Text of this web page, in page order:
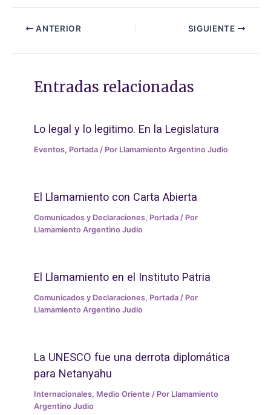
ANTERIOR SIGUIENTE
Entradas relacionadas
Lo legal y lo legitimo. En la Legislatura
Eventos, Portada / Por Llamamiento Argentino Judio
El Llamamiento con Carta Abierta
Comunicados y Declaraciones, Portada / Por
Llamamiento Argentino Judio
El Llamamiento en el Instituto Patria
Comunicados y Declaraciones, Portada / Por
Llamamiento Argentino Judio
La UNESCO fue una derrota diplomática
para Netanyahu
Internacionales, Medio Oriente / Por Llamamiento
Argentino Judio